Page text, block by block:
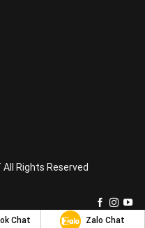
Rights Reserved
Chat Zalo Chat